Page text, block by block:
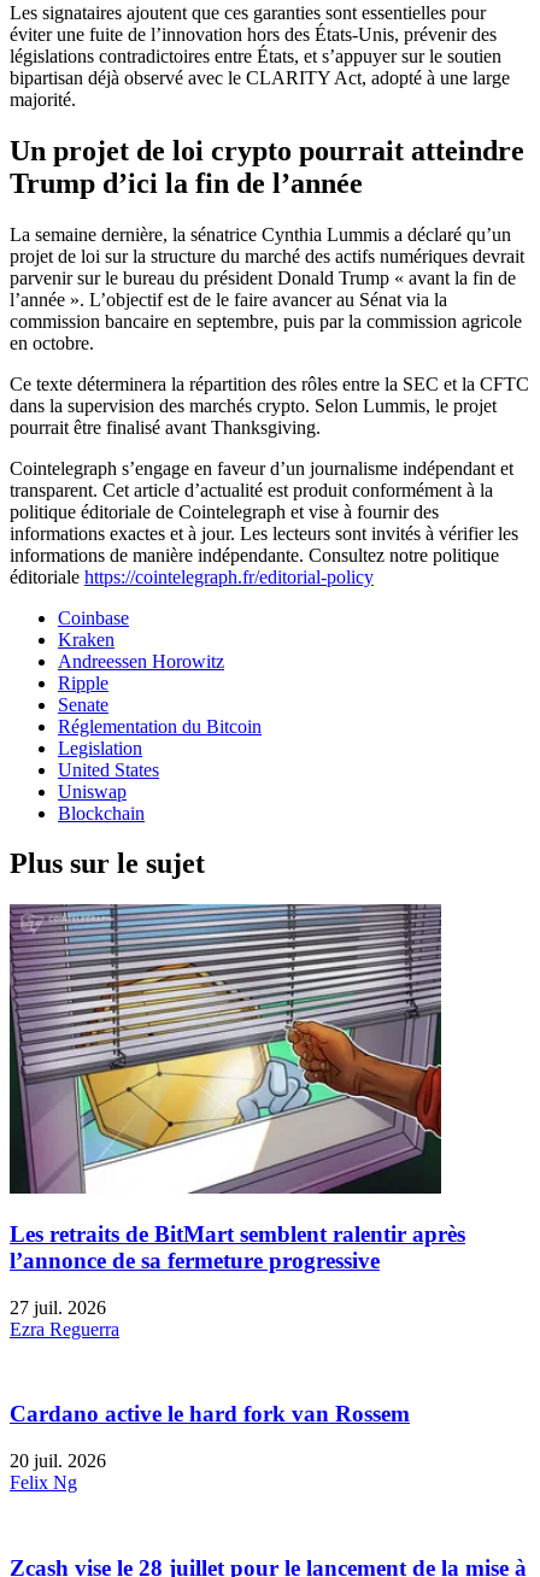
Les signataires ajoutent que ces garanties sont essentielles pour
éviter une fuite de l’innovation hors des États-Unis, prévenir des
législations contradictoires entre États, et s’appuyer sur le soutien
bipartisan déjà observé avec le CLARITY Act, adopté à une large
majorité.
Un projet de loi crypto pourrait atteindre
Trump d’ici la fin de l’année
La semaine dernière, la sénatrice Cynthia Lummis a déclaré qu’un
projet de loi sur la structure du marché des actifs numériques devrait
parvenir sur le bureau du président Donald Trump « avant la fin de
l’année ». L’objectif est de le faire avancer au Sénat via la
commission bancaire en septembre, puis par la commission agricole
en octobre.
Ce texte déterminera la répartition des rôles entre la SEC et la CFTC
dans la supervision des marchés crypto. Selon Lummis, le projet
pourrait être finalisé avant Thanksgiving.
Cointelegraph s’engage en faveur d’un journalisme indépendant et
transparent. Cet article d’actualité est produit conformément à la
politique éditoriale de Cointelegraph et vise à fournir des
informations exactes et à jour. Les lecteurs sont invités à vérifier les
informations de manière indépendante. Consultez notre politique
éditoriale https://cointelegraph.fr/editorial-policy
Coinbase
Kraken
Andreessen Horowitz
Ripple
Senate
Réglementation du Bitcoin
Legislation
United States
Uniswap
Blockchain
Plus sur le sujet
Les retraits de BitMart semblent ralentir après
l’annonce de sa fermeture progressive
27 juil. 2026
Ezra Reguerra
Cardano active le hard fork van Rossem
20 juil. 2026
Felix Ng
Zcash vise le 28 juillet pour le lancement de la mise à